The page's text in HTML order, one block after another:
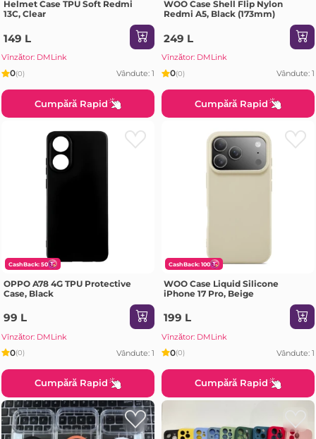
Helmet Case TPU Soft Redmi
13C, Clear
149 L
Vînzător: DMLink
0(0) Vândute: 1
Cumpără Rapid
WOO Case Shell Flip Nylon
Redmi A5, Black (173mm)
249 L
Vînzător: DMLink
0(0) Vândute: 1
Cumpără Rapid
CashBack: 50
OPPO A78 4G TPU Protective
Case, Black
99 L
Vînzător: DMLink
0(0) Vândute: 1
Cumpără Rapid
CashBack: 100
WOO Case Liquid Silicone
iPhone 17 Pro, Beige
199 L
Vînzător: DMLink
0(0) Vândute: 1
Cumpără Rapid